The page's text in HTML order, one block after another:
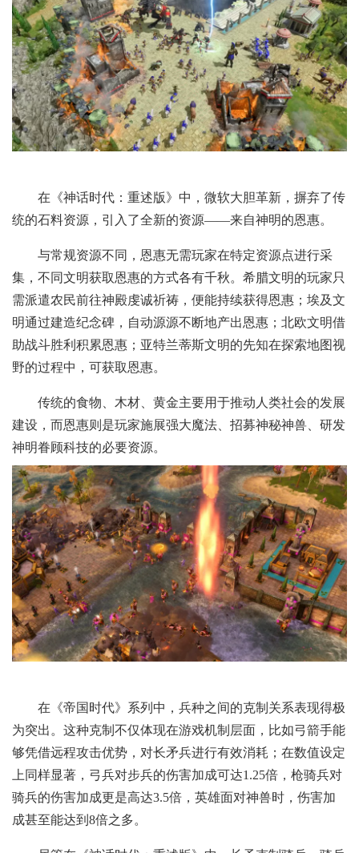
在《神话时代：重述版》中，微软大胆革新，摒弃了传
统的石料资源，引入了全新的资源——来自神明的恩惠。
与常规资源不同，恩惠无需玩家在特定资源点进行采
集，不同文明获取恩惠的方式各有千秋。希腊文明的玩家只
需派遣农民前往神殿虔诚祈祷，便能持续获得恩惠；埃及文
明通过建造纪念碑，自动源源不断地产出恩惠；北欧文明借
助战斗胜利积累恩惠；亚特兰蒂斯文明的先知在探索地图视
野的过程中，可获取恩惠。
传统的食物、木材、黄金主要用于推动人类社会的发展
建设，而恩惠则是玩家施展强大魔法、招募神秘神兽、研发
神明眷顾科技的必要资源。
在《帝国时代》系列中，兵种之间的克制关系表现得极
为突出。这种克制不仅体现在游戏机制层面，比如弓箭手能
够凭借远程攻击优势，对长矛兵进行有效消耗；在数值设定
上同样显著，弓兵对步兵的伤害加成可达1.25倍，枪骑兵对
骑兵的伤害加成更是高达3.5倍，英雄面对神兽时，伤害加
成甚至能达到8倍之多。